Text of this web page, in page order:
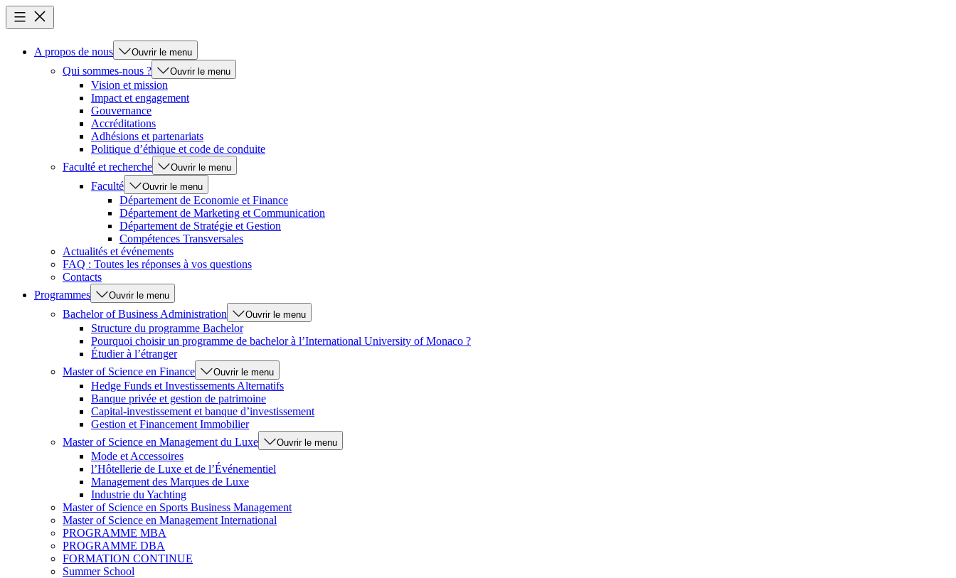
A propos de nous Ouvrir le menu
Qui sommes-nous ? Ouvrir le menu
Vision et mission
Impact et engagement
Gouvernance
Accréditations
Adhésions et partenariats
Politique d’éthique et code de conduite
Faculté et recherche
Ouvrir le menu
Faculté Ouvrir le menu
Département de Economie et Finance
Département de Marketing et Communication
Département de Stratégie et Gestion
Compétences Transversales
Actualités et événements
FAQ : Toutes les réponses à vos questions
Contacts
Programmes
Ouvrir le menu
Bachelor of Business Administration Ouvrir le menu
Structure du programme Bachelor
Pourquoi choisir un programme de bachelor à l’International University of Monaco ?
Étudier à l’étranger
Master of Science en Finance
Ouvrir le menu
Hedge Funds et Investissements Alternatifs
Banque privée et gestion de patrimoine
Capital-investissement et banque d’investissement
Gestion et Financement Immobilier
Master of Science en Management du Luxe
Ouvrir le menu
Mode et Accessoires
l’Hôtellerie de Luxe et de l’Événementiel
Management des Marques de Luxe
Industrie du Yachting
Master of Science en Sports Business Management
Master of Science en Management International
PROGRAMME MBA
PROGRAMME DBA
FORMATION CONTINUE
Summer School